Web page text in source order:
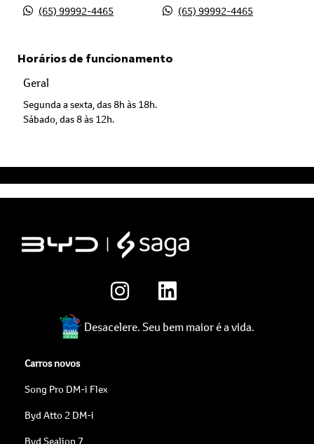
Geral
Segunda a sexta, das 8h às 18h.
Sábado, das 8 às 12h.
Desacelere. Seu bem maior é a vida.
Carros novos
Song Pro DM-i Flex
Byd Atto 2 DM-i
Byd Sealion 7